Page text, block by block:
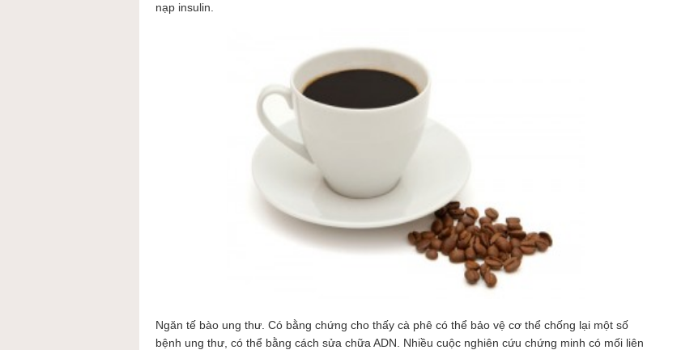
nạp insulin.
Ngăn tế bào ung thư. Có bằng chứng cho thấy cà phê có thể bảo vệ cơ thể chống lại một số
bệnh ung thư, có thể bằng cách sửa chữa ADN. Nhiều cuộc nghiên cứu chứng minh có mối liên